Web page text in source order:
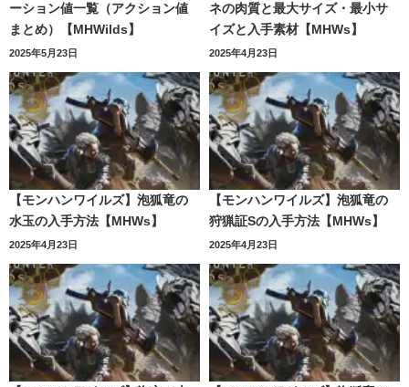
ーション値一覧（アクション値
まとめ）【MHWilds】
2025年5月23日
ネの肉質と最大サイズ・最小サ
イズと入手素材【MHWs】
2025年4月23日
【モンハンワイルズ】泡狐竜の
水玉の入手方法【MHWs】
2025年4月23日
【モンハンワイルズ】泡狐竜の
狩猟証Sの入手方法【MHWs】
2025年4月23日